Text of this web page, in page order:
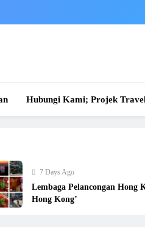
Hubungi Kami; Projek
7 Days Ago
Lembaga Pelancongan Hong
Hong Kong’